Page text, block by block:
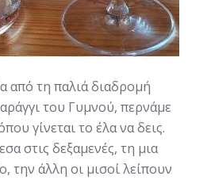
τη παλιά διαδρομή
του Γυμνού, περνάμε
γίνεται το έλα να δεις.
στις δεξαμενές, τη μια
την άλλη οι μισοί λείπουν